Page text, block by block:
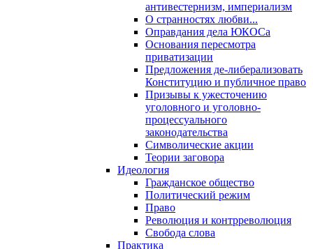
антивестернизм, империализм
О странностях любви...
Оправдания дела ЮКОСа
Основания пересмотра
приватизации
Предложения де-либерализовать
Конституцию и публичное право
Призывы к ужесточению
уголовного и уголовно-
процессуального
законодательства
Символические акции
Теории заговора
Идеология
Гражданское общество
Политический режим
Право
Революция и контрреволюция
Свобода слова
Практика